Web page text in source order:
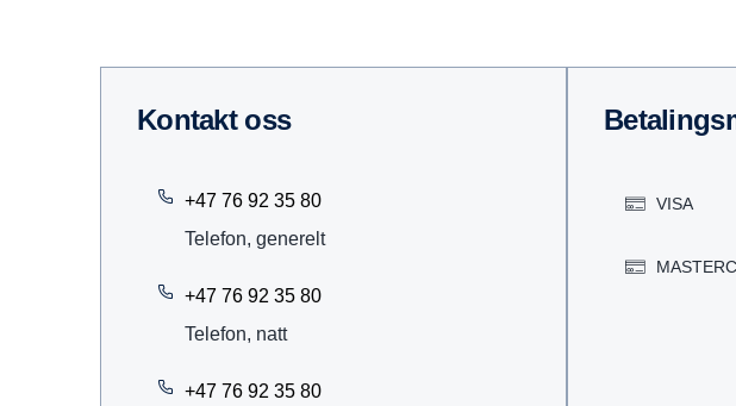
Kontakt oss
+47 76 92 35 80
Telefon, generelt
+47 76 92 35 80
Telefon, natt
+47 76 92 35 80
VISA